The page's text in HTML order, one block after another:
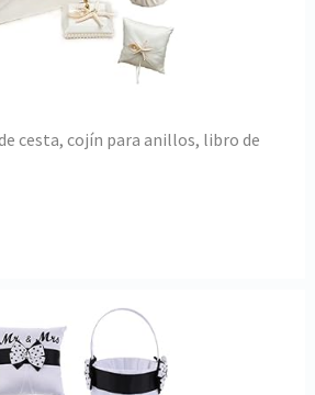
cesta, cojín para anillos, libro de